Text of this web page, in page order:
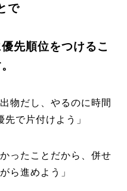
で
先順位をつけるこ
物だし、やるのに時間
で片付けよう」
ったことだから、併せ
ら進めよう」